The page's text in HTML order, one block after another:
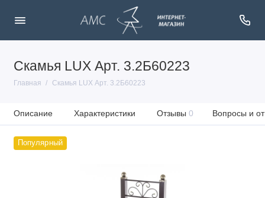
Скамья LUX Арт. 3.2Б60223
Главная Скамья LUX Арт. 3.2Б60223
Описание Характеристики Отзывы 0 Вопросы и
Популярный